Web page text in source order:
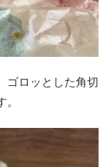
ゴロッとした角切